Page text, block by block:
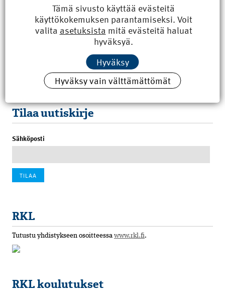
Uusimmat
100 vuotta sitten: Rajajoen uusi rautatiesilta
Tilaa uutiskirje
Sähköposti
RKL
Tutustu yhdistykseen osoitteessa www.rkl.fi.
RKL koulutukset
Tämä sivusto käyttää evästeitä
käyttökokemuksen parantamiseksi. Voit
valita asetuksista mitä evästeitä haluat
hyväksyä.
Hyväksy
Hyväksy vain välttämättömät